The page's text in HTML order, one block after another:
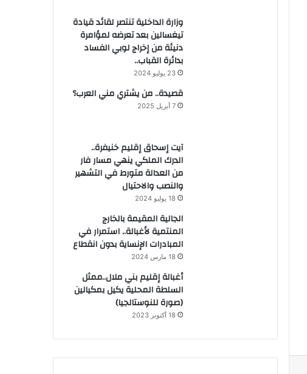
وزارة الداخلية تنتصر لقائد قيادة
تيغسالين بعد تعرضه لمؤامرة
دنيئة من إخراج لوبي الفساد
بدائرة القباب..
23 يوليو 2024
قصيدة.. من يشتري مني العرب؟
7 أبريل 2025
آيت إسحاق إقليم خنيفرة..
الدرك الملكي ينهي مسار فار
من العدالة متورط في التشهير
والنصب والاحتيال
18 يوليو 2024
الجالية المقيمة بالخارج
المنتمية لأغبالة.. استمرار في
المبادرات الإنساية بدون انقطاع
18 مارس 2024
أغبالة إقليم بني ملال..ممثل
السلطة المحلية يكيل بمكيالين
(صورة للنوستالجيا)
18 أكتوبر 2023